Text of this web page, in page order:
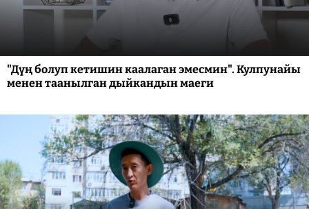
"Дүң болуп кетишин каалаган эмесмин". Кулпунайы
менен таанылган дыйкандын маеги